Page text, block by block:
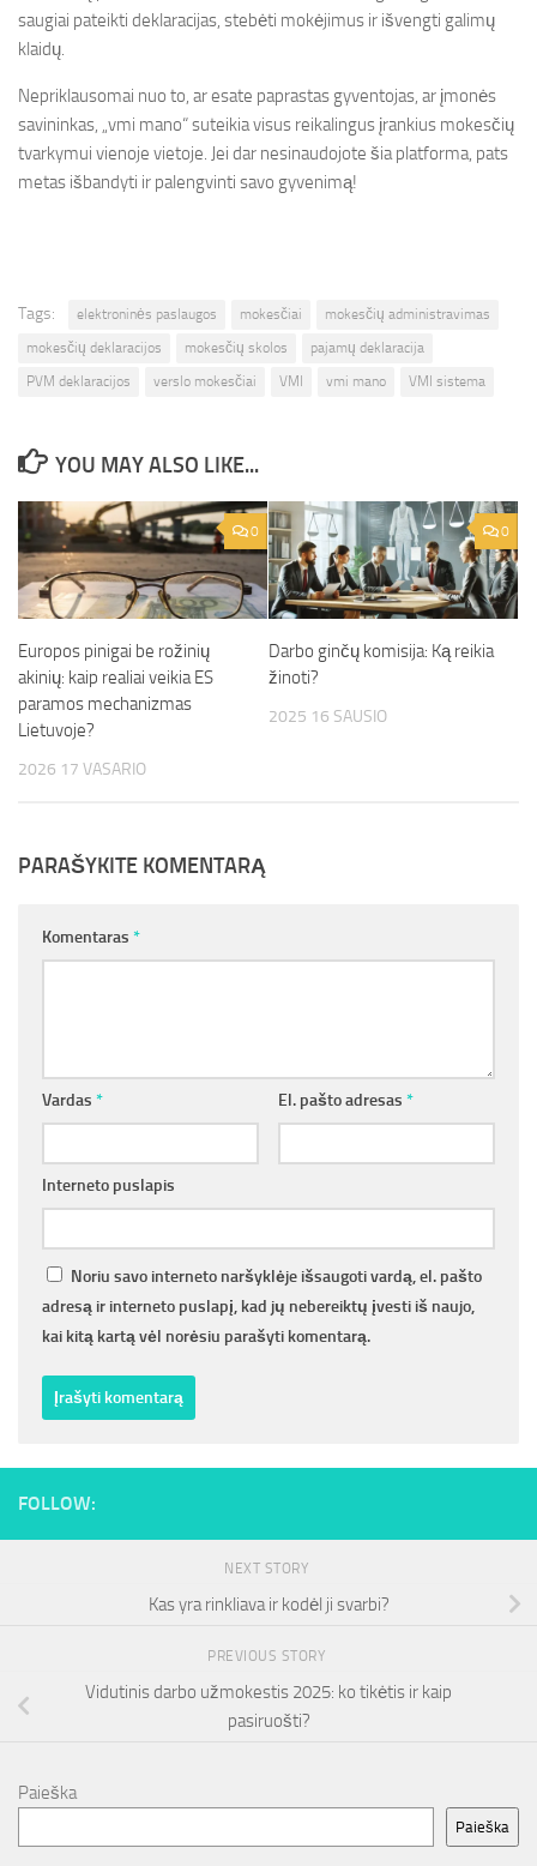
saugiai pateikti deklaracijas, stebėti mokėjimus ir išvengti galimų
klaidų.
Nepriklausomai nuo to, ar esate paprastas gyventojas, ar įmonės
savininkas, „vmi mano“ suteikia visus reikalingus įrankius mokesčių
tvarkymui vienoje vietoje. Jei dar nesinaudojote šia platforma, pats
metas išbandyti ir palengvinti savo gyvenimą!
Tags: elektroninės paslaugos mokesčiai
mokesčių administravimas
mokesčių deklaracijos
mokesčių skolos
pajamų deklaracija
PVM deklaracijos
verslo mokesčiai VMI vmi mano VMI sistema
YOU MAY ALSO LIKE...
0
Europos pinigai be rožinių
akinių: kaip realiai veikia ES
paramos mechanizmas
Lietuvoje?
2026 17 VASARIO
0
Darbo ginčų komisija: Ką reikia
žinoti?
2025 16 SAUSIO
PARAŠYKITE KOMENTARĄ
Komentaras *
Vardas * El. pašto adresas *
Interneto puslapis
Noriu savo interneto naršyklėje išsaugoti vardą, el. pašto
adresą ir interneto puslapį, kad jų nebereiktų įvesti iš naujo,
kai kitą kartą vėl norėsiu parašyti komentarą.
FOLLOW:
NEXT STORY
Kas yra rinkliava ir kodėl ji svarbi?
PREVIOUS STORY
Vidutinis darbo užmokestis 2025: ko tikėtis ir kaip
pasiruošti?
Paieška
Paieška